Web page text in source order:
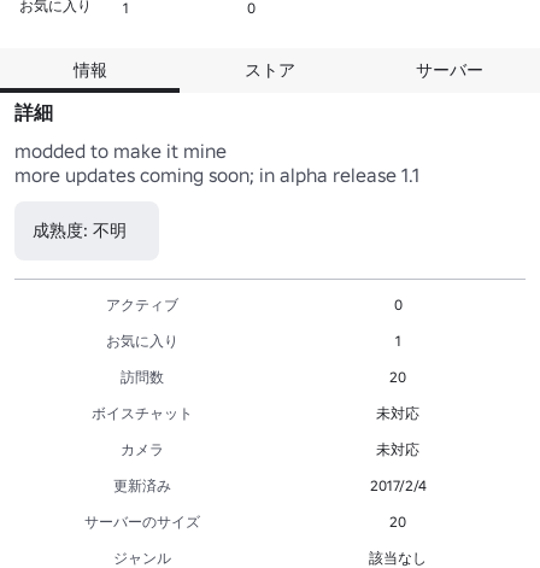
お気に入り 1 0
情報 ストア サーバー
詳細
modded to make it mine
more updates coming soon; in alpha release 1.1
成熟度: 不明
アクティブ
0
お気に入り
1
訪問数
20
ボイスチャット
未対応
カメラ
未対応
更新済み
2017/2/4
サーバーのサイズ
20
ジャンル
該当なし